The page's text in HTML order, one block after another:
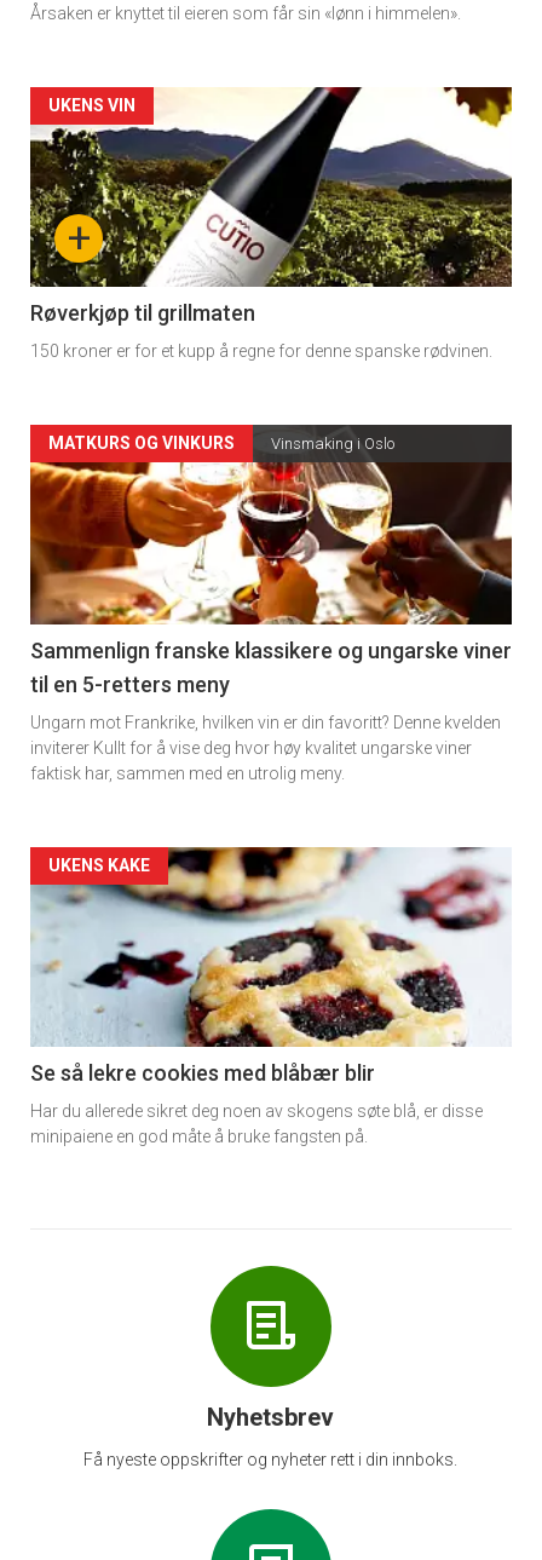
Årsaken er knyttet til eieren som får sin «lønn i himmelen».
Forsiden
akkurat
nå
-
4
+
UKENS VIN
Røverkjøp til grillmaten
150 kroner er for et kupp å regne for denne spanske rødvinen.
Forsiden
akkurat
nå
-
5
MATKURS OG VINKURS Vinsmaking i Oslo
Sammenlign franske klassikere og ungarske viner
til en 5-retters meny
Ungarn mot Frankrike, hvilken vin er din favoritt? Denne kvelden
inviterer Kullt for å vise deg hvor høy kvalitet ungarske viner
faktisk har, sammen med en utrolig meny.
Forsiden
akkurat
nå
6
UKENS KAKE
Se så lekre cookies med blåbær blir
Har du allerede sikret deg noen av skogens søte blå, er disse
minipaiene en god måte å bruke fangsten på.
Nyhetsbrev
Få nyeste oppskrifter og nyheter rett i din innboks.